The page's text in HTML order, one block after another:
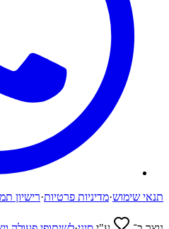
תנאי שימוש·מדיניות פרטיות·רישיון